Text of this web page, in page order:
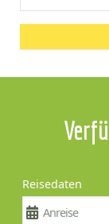
Reisedaten